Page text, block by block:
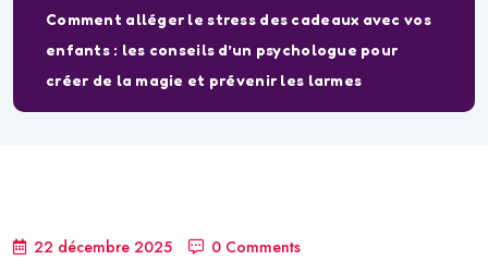
Comment alléger le stress des cadeaux avec vos
enfants : les conseils d’un psychologue pour
créer de la magie et prévenir les larmes
22 décembre 2025 0 Comments